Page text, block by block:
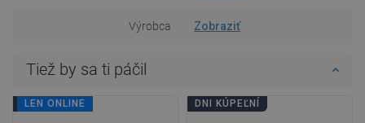
Výrobca Zobraziť
Tiež by sa ti páčil
LEN ONLINE
DNI KÚPEĽNÍ DNI KÚPEĽNÍ